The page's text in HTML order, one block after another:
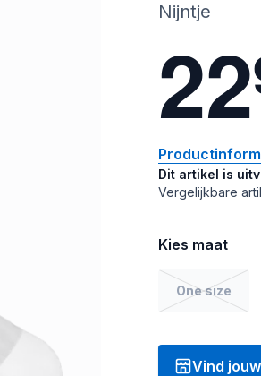
Nijntje
22
Dit artikel is
Vergelijkbare
Kies maat
One size
Vind